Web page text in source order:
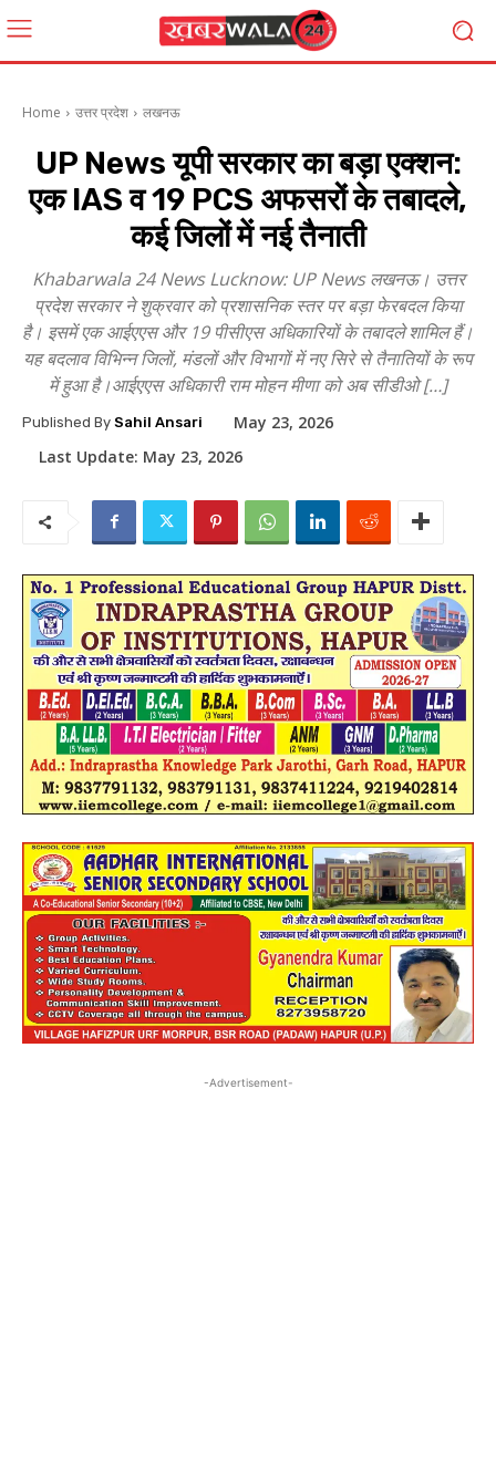
Home उत्तर प्रदेश लखनऊ
UP News यूपी सरकार का बड़ा एक्शन:
एक IAS व 19 PCS अफसरों के तबादले,
कई जिलों में नई तैनाती
Khabarwala 24 News Lucknow: UP News लखनऊ। उत्तर
प्रदेश सरकार ने शुक्रवार को प्रशासनिक स्तर पर बड़ा फेरबदल किया
है। इसमें एक आईएएस और 19 पीसीएस अधिकारियों के तबादले शामिल हैं।
यह बदलाव विभिन्न जिलों, मंडलों और विभागों में नए सिरे से तैनातियों के रूप
में हुआ है।आईएएस अधिकारी राम मोहन मीणा को अब सीडीओ […]
Published By Sahil Ansari
May 23, 2026
Last Update: May 23, 2026
-Advertisement-